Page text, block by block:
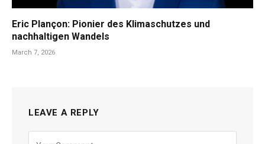
Eric Plançon: Pionier des Klimaschutzes und
nachhaltigen Wandels
March 7, 2026
LEAVE A REPLY